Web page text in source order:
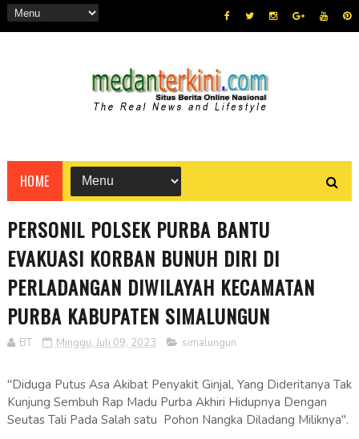
HOME
PERSONIL POLSEK PURBA BANTU
EVAKUASI KORBAN BUNUH DIRI DI
PERLADANGAN DIWILAYAH KECAMATAN
PURBA KABUPATEN SIMALUNGUN
BT Minggu, Juli 09, 2023 simalungun
"Diduga Putus Asa Akibat Penyakit Ginjal, Yang Dideritanya Tak
Kunjung Sembuh Rap Madu Purba Akhiri Hidupnya Dengan
Seutas Tali Pada Salah satu Pohon Nangka Diladang Miliknya".